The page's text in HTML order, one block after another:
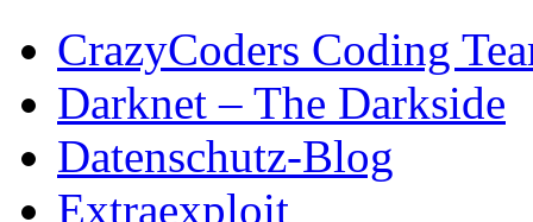
CrazyCoders Coding
Darknet – The Darkside
Datenschutz-Blog
Extraexploit